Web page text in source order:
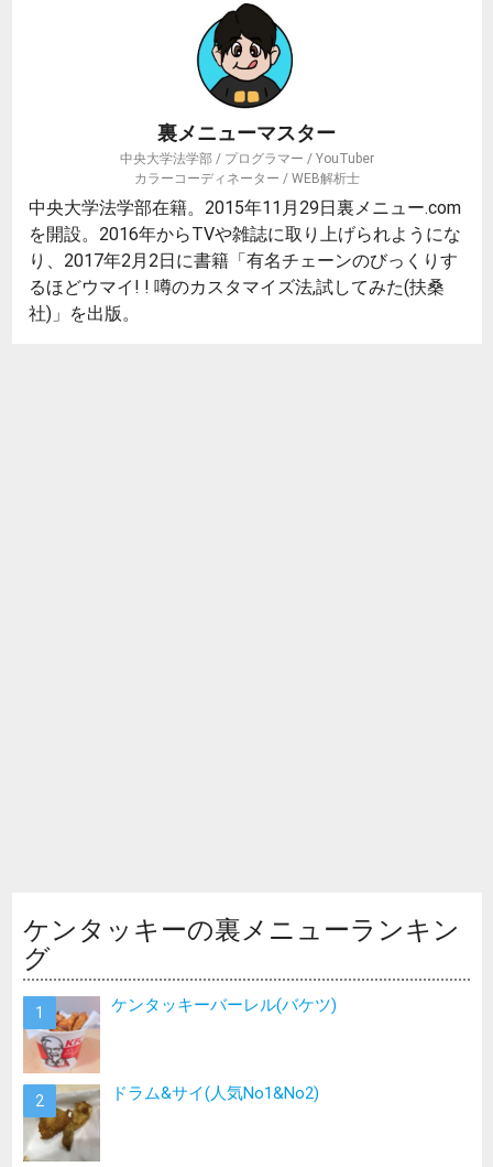
裏メニューマスター
中央大学法学部 / プログラマー / YouTuber
カラーコーディネーター / WEB解析士
中央大学法学部在籍。2015年11月29日裏メニュー.com
を開設。2016年からTVや雑誌に取り上げられようにな
り、2017年2月2日に書籍「有名チェーンのびっくりす
るほどウマイ! ! 噂のカスタマイズ法,試してみた(扶桑
社)」を出版。
ケンタッキーの裏メニューランキン
グ
ケンタッキーバーレル(バケツ)
ドラム&サイ(人気No1&No2)